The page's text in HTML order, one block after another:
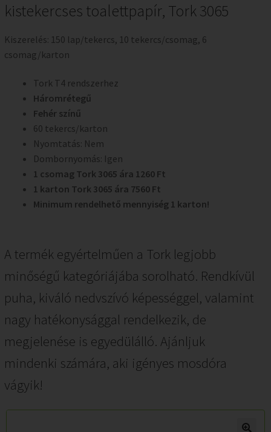
kistekercses toalettpapír, Tork 3065
Kiszerelés: 150 lap/tekercs, 10 tekercs/csomag, 6
csomag/karton
Tork T4 rendszerhez
Háromrétegű
Fehér színű
60 tekercs/karton
Nyomtatás: Nem
Dombornyomás: Igen
1 csomag Tork 3065 ára 1260 Ft
1 karton Tork 3065 ára 7560 Ft
Minimum rendelhető mennyiség 1 karton!
A termék egyértelműen a Tork legjobb
minőségű kategóriájába sorolható. Rendkívül
puha, kiváló nedvszívó képességgel, valamint
nagy hatékonysággal rendelkezik, de
megjelenése is egyedülálló. Ajánljuk
mindenki számára, aki igényes mosdóra
vágyik!